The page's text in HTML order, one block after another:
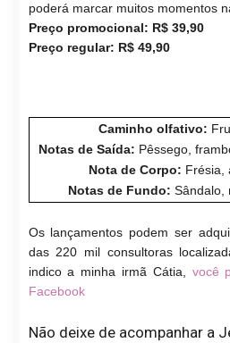
poderá marcar muitos momentos
Preço promocional: R$ 39,90
Preço regular: R$ 49,90
Caminho olfativo:
Notas de Saída: Pêssego,
Nota de Corpo: Frésia,
Notas de Fundo: Sândalo,
Os lançamentos podem ser
das 220 mil consultoras
indico a minha irmã Cátia, você
Facebook
Não deixe de acompanhar a